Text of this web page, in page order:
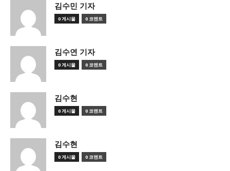
김수민 기자
0 게시물 0 코멘트
김수연 기자
0 게시물 0 코멘트
김수현
0 게시물 0 코멘트
김수현
0 게시물 0 코멘트